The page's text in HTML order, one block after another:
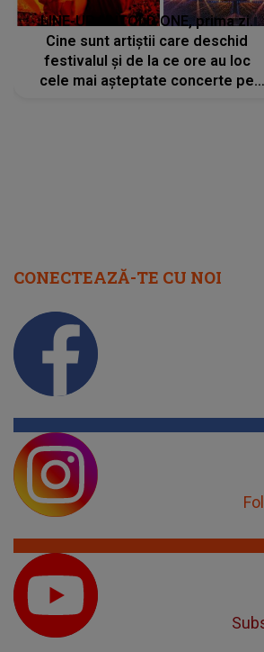
LINE-UP UNTOLD ONE, prima zi.
Cine sunt artiștii care deschid
festivalul și de la ce ore au loc
cele mai așteptate concerte pe
CONECTEAZĂ-TE CU NOI